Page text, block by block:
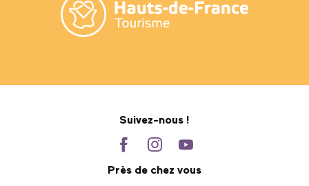
Suivez-nous !
Près de chez vous